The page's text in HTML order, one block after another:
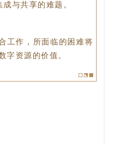
与共享的难题。
工作，所面临的困难将
字资源的价值。